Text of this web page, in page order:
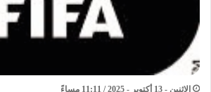
الإثنين - 13 أكتوبر - 2025 / 11:11 مساءً